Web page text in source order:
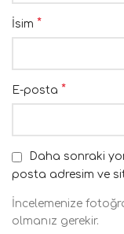
İsim *
E-posta *
Daha sonraki
posta adresim ve
İncelemenize
olmanız gerekir.